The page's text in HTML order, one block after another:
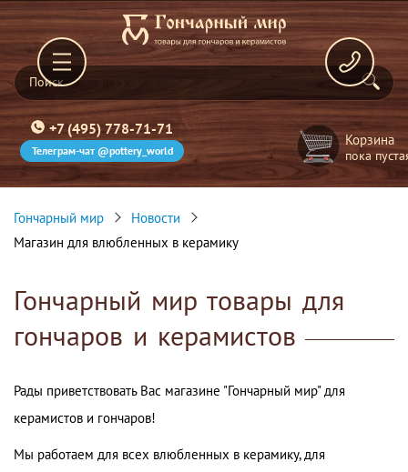
+7 (495) 778-71-71
Телеграм-чат @pottery_world
Корзина
пока
Гончарный мир
Новости
Магазин для влюбленных в керамику
Гончарный мир товары для
гончаров и керамистов
Рады приветствовать Вас магазине "Гончарный мир" для
керамистов и гончаров!
Мы работаем для всех влюбленных в керамику, для